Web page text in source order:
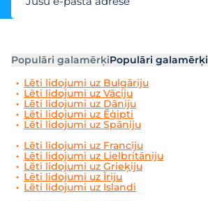
Populāri galamērķiPopulāri galamērķi
Lēti lidojumi uz Bulgāriju
Lēti lidojumi uz Vāciju
Lēti lidojumi uz Dāniju
Lēti lidojumi uz Ēģipti
Lēti lidojumi uz Spāniju
Lēti lidojumi uz Franciju
Lēti lidojumi uz Lielbritāniju
Lēti lidojumi uz Grieķiju
Lēti lidojumi uz Īriju
Lēti lidojumi uz Islandi